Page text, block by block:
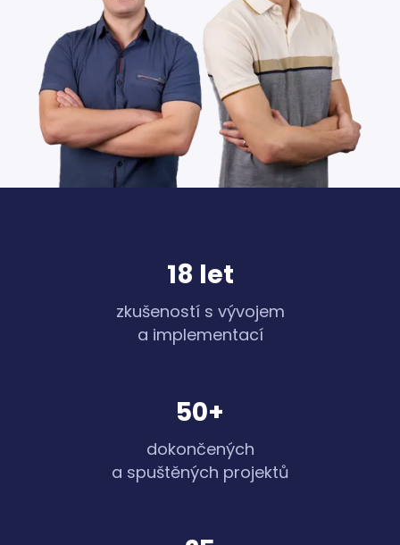
18 let
zkušeností s vývojem
a implementací
50+
dokončených
a spuštěných projektů